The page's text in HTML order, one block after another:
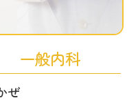
一般内科
ぜ